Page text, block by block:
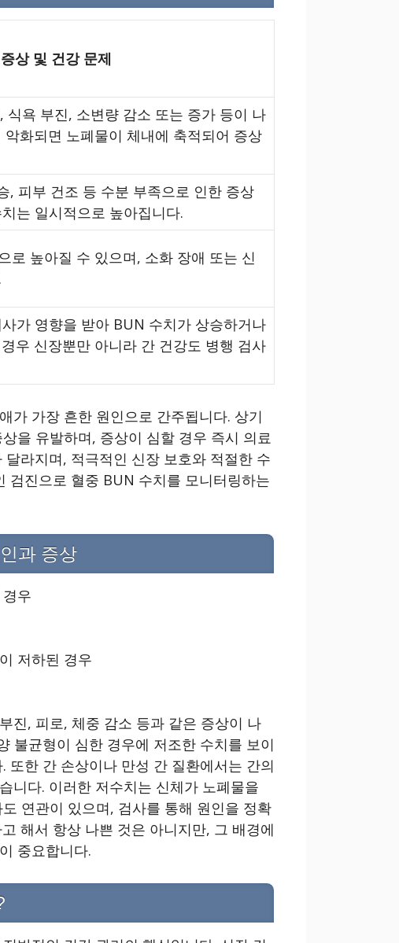
상 및 건강 문제
식욕 부진, 소변량 감소 또는 증가 등이 나
화되면 노폐물이 체내에 축적되어 증상
, 피부 건조 등 수분 부족으로 인한 증상
는 일시적으로 높아집니다.
로 높아질 수 있으며, 소화 장애 또는 신
가 영향을 받아 BUN 수치가 상승하거나
우 신장뿐만 아니라 간 건강도 병행 검사
가 가장 흔한 원인으로 간주됩니다. 상기
을 유발하며, 증상이 심할 경우 즉시 의료
라지며, 적극적인 신장 보호와 적절한 수
검진으로 혈중 BUN 수치를 모니터링하는
과 증상
우
저하된 경우
진, 피로, 체중 감소 등과 같은 증상이 나
불균형이 심한 경우에 저조한 수치를 보이
또한 간 손상이나 만성 간 질환에서는 간의
니다. 이러한 저수치는 신체가 노폐물을
연관이 있으며, 검사를 통해 원인을 정확
해서 항상 나쁜 것은 아니지만, 그 배경에
중요합니다.